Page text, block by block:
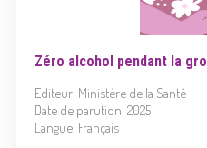
Zéro alcohol pendant la
Editeur: Ministère de la Santé
Date de parution: 2025
Langue: Français